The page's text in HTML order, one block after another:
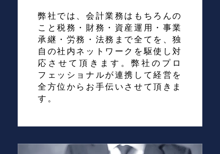
弊社では、会計業務はもちろんの
こと税務・財務・資産運用・事業
承継・労務・法務まで全てを、独
自の社内ネットワークを駆使し対
応させて頂きます。弊社のプロ
フェッショナルが連携して経営を
全方位からお手伝いさせて頂きま
す。